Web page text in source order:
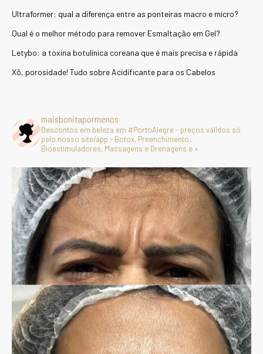
Ultraformer: qual a diferença entre as ponteiras macro e micro?
Qual é o melhor método para remover Esmaltação em Gel?
Letybo: a toxina botulínica coreana que é mais precisa e rápida
Xô, porosidade! Tudo sobre Acidificante para os Cabelos
maisbonitapormenos
Descontos em beleza em #PortoAlegre - preços válidos só
pelo nosso site/app - Botox, Preenchimento,
Bioestimuladores, Massagens e Drenagens e +